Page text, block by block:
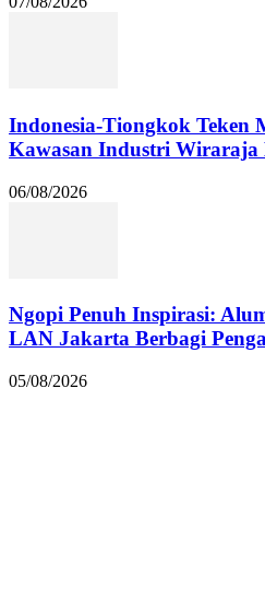
Indonesia-Tiongkok Teken
Kawasan Industri Wiraraja
06/08/2026
Ngopi Penuh Inspirasi:
LAN Jakarta Berbagi
05/08/2026